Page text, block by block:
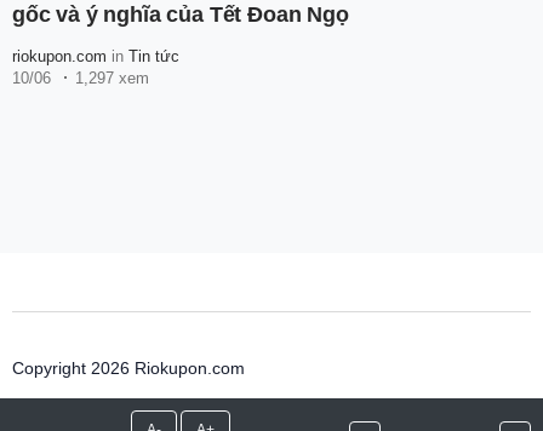
gốc và ý nghĩa của Tết Đoan Ngọ
riokupon.com in Tin tức
10/06
1,297 xem
Copyright 2026 Riokupon.com